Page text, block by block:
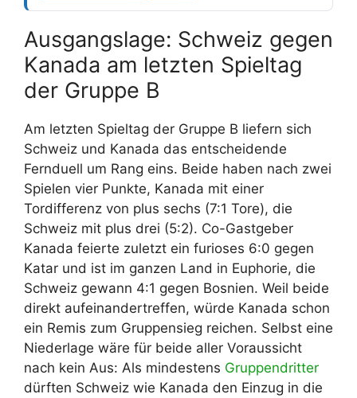
Ausgangslage: Schweiz gegen
Kanada am letzten Spieltag
der Gruppe B
Am letzten Spieltag der Gruppe B liefern sich
Schweiz und Kanada das entscheidende
Fernduell um Rang eins. Beide haben nach zwei
Spielen vier Punkte, Kanada mit einer
Tordifferenz von plus sechs (7:1 Tore), die
Schweiz mit plus drei (5:2). Co-Gastgeber
Kanada feierte zuletzt ein furioses 6:0 gegen
Katar und ist im ganzen Land in Euphorie, die
Schweiz gewann 4:1 gegen Bosnien. Weil beide
direkt aufeinandertreffen, würde Kanada schon
ein Remis zum Gruppensieg reichen. Selbst eine
Niederlage wäre für beide aller Voraussicht
nach kein Aus: Als mindestens Gruppendritter
dürften Schweiz wie Kanada den Einzug in die